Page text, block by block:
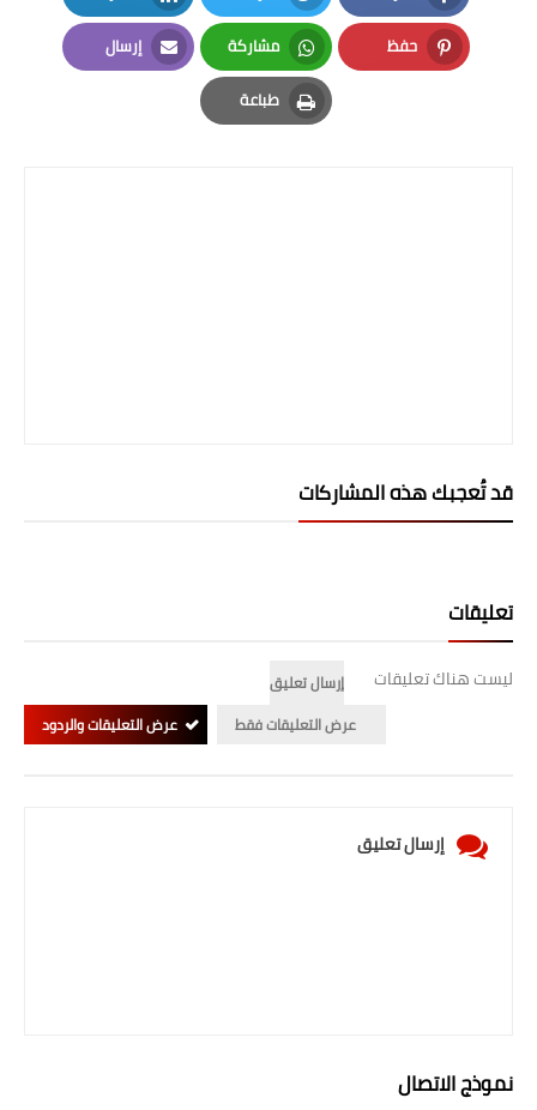
المرحلة الاعدادية
ملازم دراسية
المرحلة الابتدائية
الجامعات
Facebook
Twitter
LinkedIn
حفظ
Pinterest
مشاركة
Whatsapp
إرسال
Email
طباعة
Print
قد تُعجبك هذه المشاركات
تعليقات
ليست هناك تعليقات
إرسال تعليق
عرض التعليقات فقط
عرض التعليقات والردود
إرسال تعليق
نموذج الاتصال